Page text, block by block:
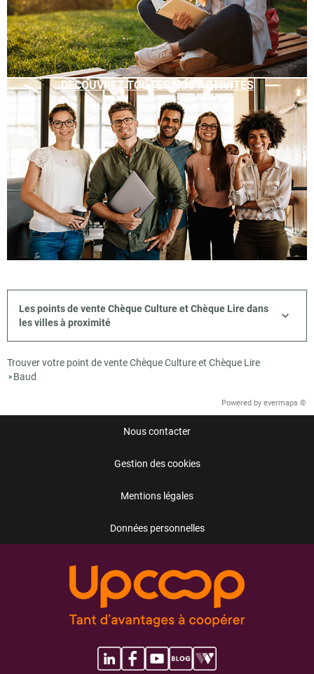
DÉCOUVREZ TOUTES NOS ACTIVITÉS
Les points de vente Chèque Culture et Chèque Lire dans
les villes à proximité
Trouver votre point de vente Chèque Culture et Chèque Lire
> Baud
Powered by evermaps ©
Nous contacter
Gestion des cookies
Mentions légales
Données personnelles